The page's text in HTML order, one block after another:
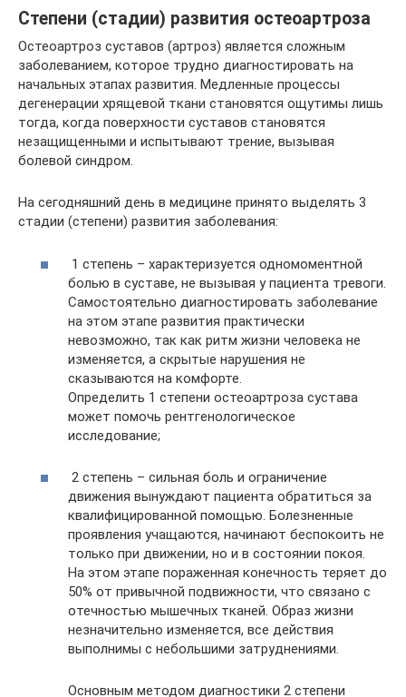
Степени (стадии) развития остеоартроза
Остеоартроз суставов (артроз) является сложным
заболеванием, которое трудно диагностировать на
начальных этапах развития. Медленные процессы
дегенерации хрящевой ткани становятся ощутимы лишь
тогда, когда поверхности суставов становятся
незащищенными и испытывают трение, вызывая
болевой синдром.
На сегодняшний день в медицине принято выделять 3
стадии (степени) развития заболевания:
1 степень – характеризуется одномоментной
болью в суставе, не вызывая у пациента тревоги.
Самостоятельно диагностировать заболевание
на этом этапе развития практически
невозможно, так как ритм жизни человека не
изменяется, а скрытые нарушения не
сказываются на комфорте.
Определить 1 степени остеоартроза сустава
может помочь рентгенологическое
исследование;
2 степень – сильная боль и ограничение
движения вынуждают пациента обратиться за
квалифицированной помощью. Болезненные
проявления учащаются, начинают беспокоить не
только при движении, но и в состоянии покоя.
На этом этапе пораженная конечность теряет до
50% от привычной подвижности, что связано с
отечностью мышечных тканей. Образ жизни
незначительно изменяется, все действия
выполнимы с небольшими затруднениями.
Основным методом диагностики 2 степени